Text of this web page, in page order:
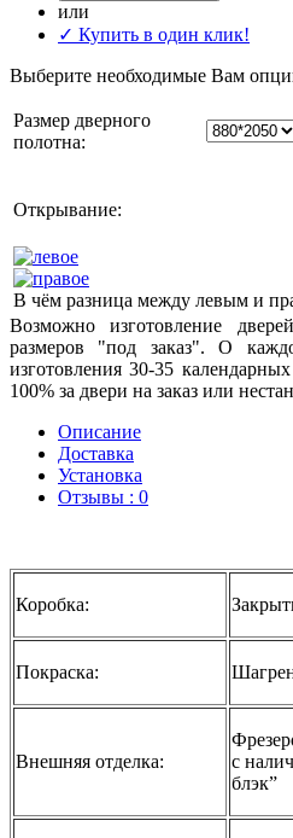
или
✓ Купить в один клик!
Выберите необходимые Вам
Размер дверного
полотна:
Открывание:
В чём разница между левым и
Возможно изготовление
размеров "под заказ". О
изготовления 30-35
100% за двери на заказ или
Описание
Доставка
Установка
Отзывы : 0
Коробка:
Покраска:
Внешняя отделка:
с
блэк”